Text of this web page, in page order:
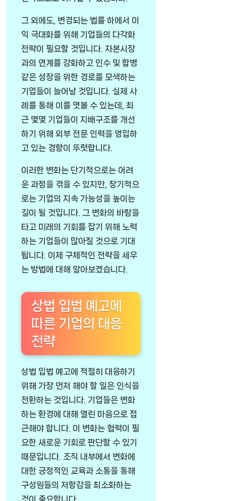
그 외에도, 변경되는 법률 하에서 이
익 극대화를 위해 기업들의 다각화
전략이 필요할 것입니다. 자본시장
과의 연계를 강화하고 인수 및 합병
같은 성장을 위한 경로를 모색하는
기업들이 늘어날 것입니다. 실제 사
례를 통해 이를 엿볼 수 있는데, 최
근 몇몇 기업들이 지배구조를 개선
하기 위해 외부 전문 인력을 영입하
고 있는 경향이 뚜렷합니다.
이러한 변화는 단기적으로는 어려
운 과정을 겪을 수 있지만, 장기적으
로는 기업의 지속 가능성을 높이는
길이 될 것입니다. 그 변화의 바람을
타고 미래의 기회를 잡기 위해 노력
하는 기업들이 많아질 것으로 기대
됩니다. 이제 구체적인 전략을 세우
는 방법에 대해 알아보겠습니다.
상법 입법 예고에
따른 기업의 대응
전략
상법 입법 예고에 적절히 대응하기
위해 가장 먼저 해야 할 일은 인식을
전환하는 것입니다. 기업들은 변화
하는 환경에 대해 열린 마음으로 접
근해야 합니다. 이 변화는 협력이 필
요한 새로운 기회로 판단할 수 있기
때문입니다. 조직 내부에서 변화에
대한 긍정적인 교육과 소통을 통해
구성원들의 저항감을 최소화하는
것이 중요합니다.